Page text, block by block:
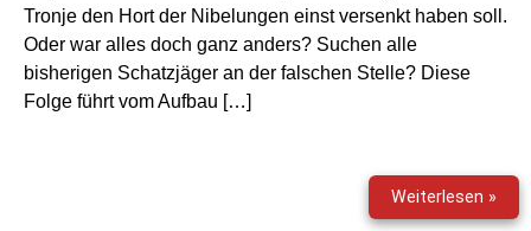
Tronje den Hort der Nibelungen einst versenkt haben soll.
Oder war alles doch ganz anders? Suchen alle
bisherigen Schatzjäger an der falschen Stelle? Diese
Folge führt vom Aufbau […]
Weiterlesen »
23